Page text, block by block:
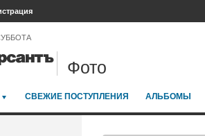
Фото
СВЕЖИЕ ПОСТУПЛЕНИЯ АЛЬБОМЫ